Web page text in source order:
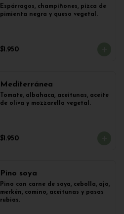
Espárragos, champiñones, pizca de
pimienta negra y queso vegetal.
$1.950
Mediterránea
Tomate, albahaca, aceitunas, aceite
de oliva y mozzarella vegetal.
$1.950
Pino soya
Pino con carne de soya, cebolla, ajo,
merkén, comino, aceitunas y pasas
rubias.